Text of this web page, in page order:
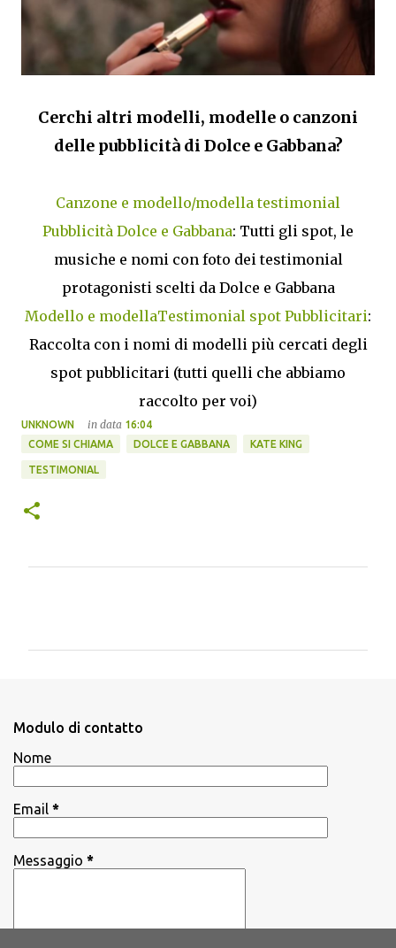
Cerchi altri modelli, modelle o canzoni
delle pubblicità di Dolce e Gabbana?
Canzone e modello/modella testimonial
Pubblicità Dolce e Gabbana: Tutti gli spot, le
musiche e nomi con foto dei testimonial
protagonisti scelti da Dolce e Gabbana
Modello e modellaTestimonial spot Pubblicitari:
Raccolta con i nomi di modelli più cercati degli
spot pubblicitari (tutti quelli che abbiamo
raccolto per voi)
UNKNOWN in data 16:04
COME SI CHIAMA
DOLCE E GABBANA KATE KING
TESTIMONIAL
i
Modulo di contatto
Nome
Email *
Messaggio *